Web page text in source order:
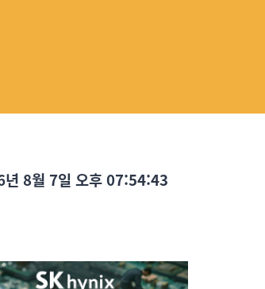
8월 7일 오후 07:54:44